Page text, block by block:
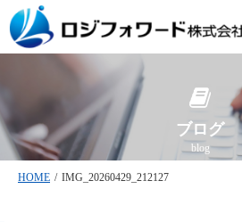
ブログ
blog
HOME / IMG_20260429_212127